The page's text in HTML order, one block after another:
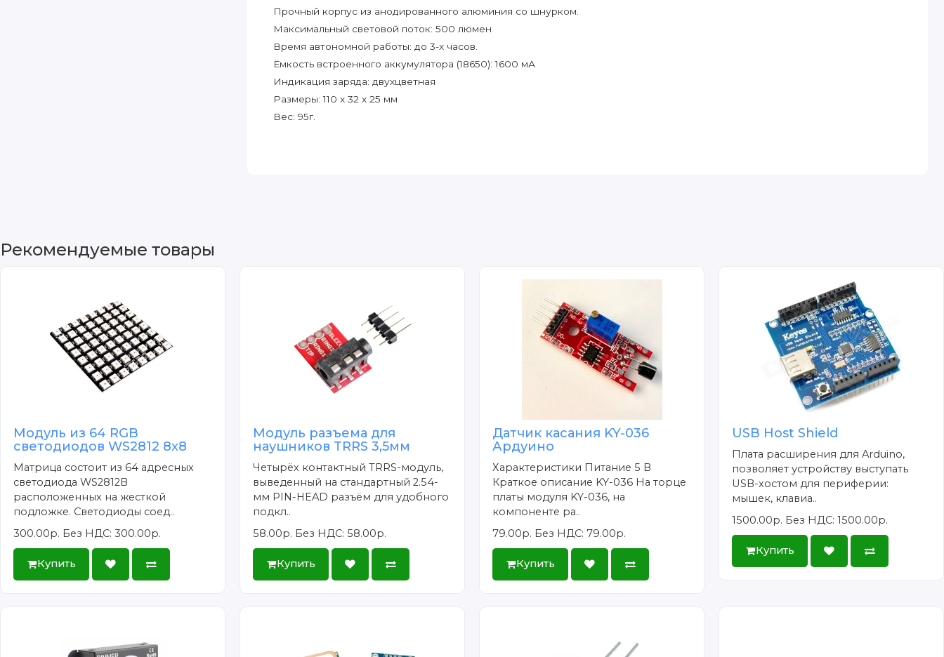
Прочный корпус из анодированного алюминия со шнурком.
Максимальный световой поток: 500 люмен
Время автономной работы: до 3-х часов.
Ёмкость встроенного аккумулятора (18650): 1600 мА
Индикация заряда: двухцветная
Размеры: 110 x 32 x 25 мм
Вес: 95г.
Рекомендуемые товары
Модуль из 64 RGB
светодиодов WS2812 8x8
Матрица состоит из 64 адресных
светодиода WS2812B
расположенных на жесткой
подложке. Светодиоды соед..
300.00р. Без НДС: 300.00р.
Купить
Модуль разъема для
наушников TRRS 3,5мм
Четырёх контактный TRRS-модуль,
выведенный на стандартный 2.54-
мм PIN-HEAD разъём для удобного
подкл..
58.00р. Без НДС: 58.00р.
Купить
Датчик касания KY-036
Ардуино
Характеристики Питание 5 В
Краткое описание KY-036 На торце
платы модуля KY-036, на
компоненте ра..
79.00р. Без НДС: 79.00р.
Купить
USB Host Shield
Плата расширения для Arduino,
позволяет устройству выступать
USB-хостом для периферии:
мышек, клавиа..
1500.00р. Без НДС: 1500.00р.
Купить